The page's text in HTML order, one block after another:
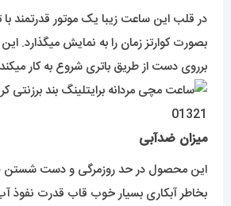
در قلب این ساعت زیبا یک موتور قدرتمند با
بصورت کوارتز زمان را به نمایش میگذارد. این
برروی دست از طریق باتری شروع به کار
میزان ضدآبی
این محصول در حد روزمرگی و دست شستن
بخاطر آبکاری بسیار خوب قاب قدرت نفوذ